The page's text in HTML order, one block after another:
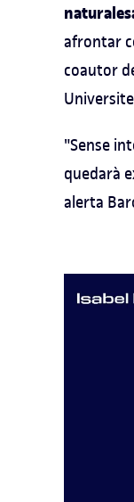
afrontar
coautor
"Sense
quedarà
alerta